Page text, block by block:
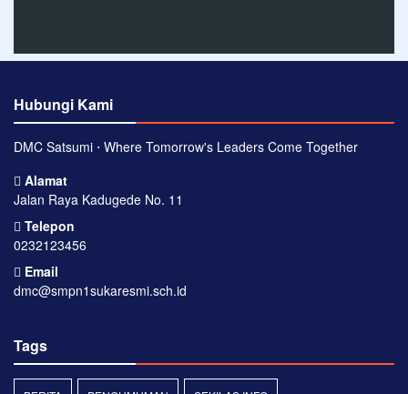
Hubungi Kami
DMC Satsumi ⋅ Where Tomorrow's Leaders Come Together
Alamat
Jalan Raya Kadugede No. 11
Telepon
0232123456
Email
dmc@smpn1sukaresmi.sch.id
Tags